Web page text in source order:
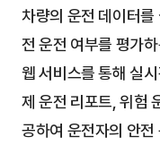
차량의 운전 데이터
전 운전 여부를 평가
웹 서비스를 통해 실
제 운전 리포트, 위험
공하여 운전자의 안전